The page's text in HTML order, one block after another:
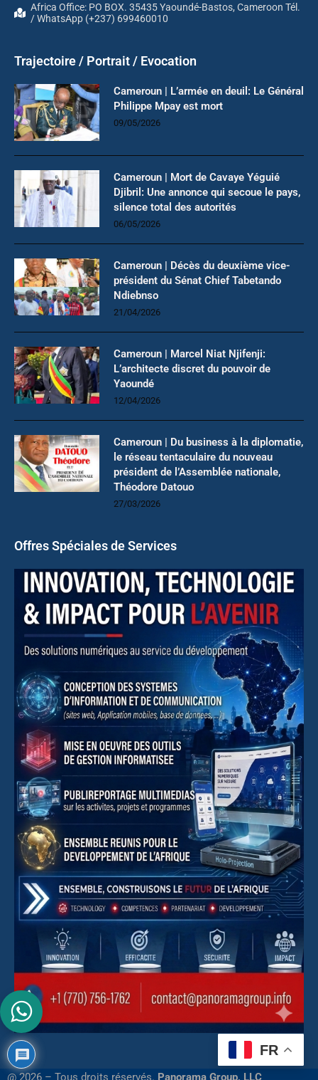
Africa Office: PO BOX. 35435 Yaoundé-Bastos, Cameroon Tél.
/ WhatsApp (+237) 699460010
Trajectoire / Portrait / Evocation
Cameroun | L’armée en deuil: Le Général
Philippe Mpay est mort
09/05/2026
Cameroun | Mort de Cavaye Yéguié
Djibril: Une annonce qui secoue le pays,
silence total des autorités
06/05/2026
Cameroun | Décès du deuxième vice-
président du Sénat Chief Tabetando
Ndiebnso
21/04/2026
Cameroun | Marcel Niat Njifenji:
L’architecte discret du pouvoir de
Yaoundé
12/04/2026
Cameroun | Du business à la diplomatie,
le réseau tentaculaire du nouveau
président de l’Assemblée nationale,
Théodore Datouo
27/03/2026
Offres Spéciales de Services
@ 2026 – Tous droits réservés. Panorama Group, LLC
FR